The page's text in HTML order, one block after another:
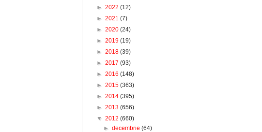
► 2022 (12)
► 2021 (7)
► 2020 (24)
► 2019 (19)
► 2018 (39)
► 2017 (93)
► 2016 (148)
► 2015 (363)
► 2014 (395)
► 2013 (656)
▼ 2012 (660)
►decembrie(64)